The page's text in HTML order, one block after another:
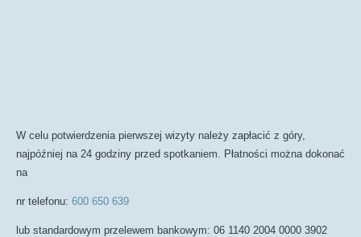
W celu potwierdzenia pierwszej wizyty należy zapłacić z góry,
najpóźniej na 24 godziny przed spotkaniem. Płatności można dokonać
na
nr telefonu: 600 650 639
lub standardowym przelewem bankowym: 06 1140 2004 0000 3902